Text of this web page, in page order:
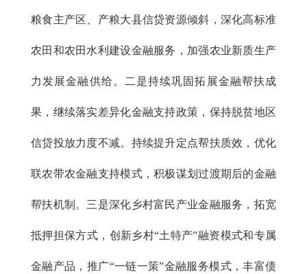
粮食主产区、产粮大县信贷资源倾斜，深化高标准
农田和农田水利建设金融服务，加强农业新质生产
力发展金融供给。二是持续巩固拓展金融帮扶成
果，继续落实差异化金融支持政策，保持脱贫地区
信贷投放力度不减。持续提升定点帮扶质效，优化
联农带农金融支持模式，积极谋划过渡期后的金融
帮扶机制。三是深化乡村富民产业金融服务，拓宽
抵押担保方式，创新乡村“土特产”融资模式和专属
金融产品，推广“一链一策”金融服务模式，丰富债